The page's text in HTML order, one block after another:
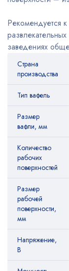
Рекомендуется
заведениях
Страна
производства
Тип вафель
Размер
вафли, мм
Количество
рабочих
поверхностей
Размер
рабочей
поверхности,
мм
Напряжение,
В